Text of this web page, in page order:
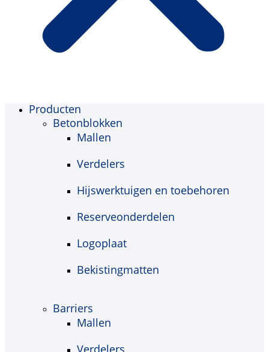
Producten
Betonblokken
Mallen
Verdelers
Hijswerktuigen en toebehoren
Reserveonderdelen
Logoplaat
Bekistingmatten
Barriers
Mallen
Verdelers